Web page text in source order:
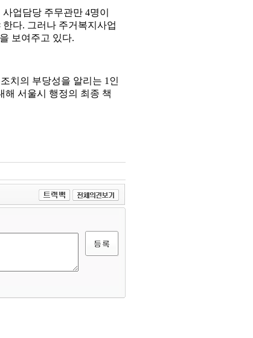
업담당 주무관만 4명이
다. 그러나 주거복지사업
보여주고 있다.
치의 부당성을 알리는 1인
해 서울시 행정의 최종 책